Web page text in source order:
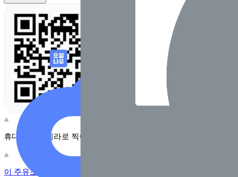
휴대전화 카메라로 찍어보세요
이 주유소의 사장님이신가요?